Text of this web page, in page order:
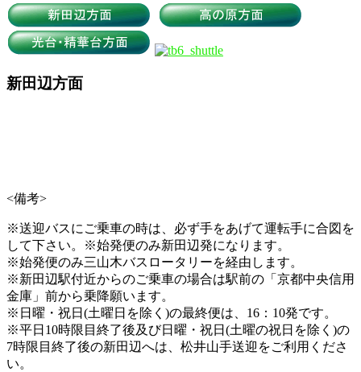
新田辺方面
<備考>
※送迎バスにご乗車の時は、必ず手をあげて運転手に合図を
して下さい。※始発便のみ新田辺発になります。
※始発便のみ三山木バスロータリーを経由します。
※新田辺駅付近からのご乗車の場合は駅前の「京都中央信用
金庫」前から乗降願います。
※日曜・祝日(土曜日を除く)の最終便は、16：10発です。
※平日10時限目終了後及び日曜・祝日(土曜の祝日を除く)の
7時限目終了後の新田辺へは、松井山手送迎をご利用くださ
い。